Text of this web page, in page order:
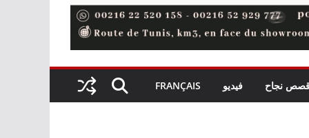
نجاح فيديو FRANÇAIS